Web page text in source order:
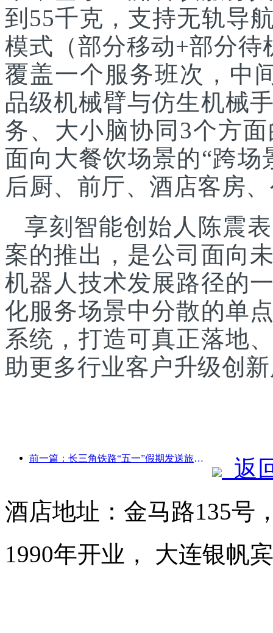
到55千克，支持无轨导
模式（部分移动+部分待
覆盖一个服务班次，中
品级机械臂与仿生机械
务、大小脑协同3个方
面向大餐饮场景的“跨
后厨、前厅、酒店客房
享刻智能创始人陈震
案的推出，是公司面向
机器人技术发展路径的
化服务场景中分散的单
系统，打造可真正落地
助更多行业客户升级创
前一篇：长三角铁路“五一”假期发送旅客超2138万人次
返
酒店地址：金马路135号
1990年开业， 大连银